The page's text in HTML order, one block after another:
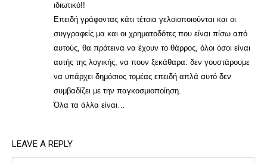
ιδιωτικό!!
Επειδή γράφοντας κάτι τέτοια γελοιοποιούνται και οι
συγγραφείς μα και οι χρηματοδότες που είναι πίσω από
αυτούς, θα πρότεινα να έχουν το θάρρος, όλοι όσοι είναι
αυτής της λογικής, να πουν ξεκάθαρα: δεν γουστάρουμε
να υπάρχει δημόσιος τομέας επειδή απλά αυτό δεν
συμβαδίζει με την παγκοσμιοποίηση.
Όλα τα άλλα είναι…
LEAVE A REPLY